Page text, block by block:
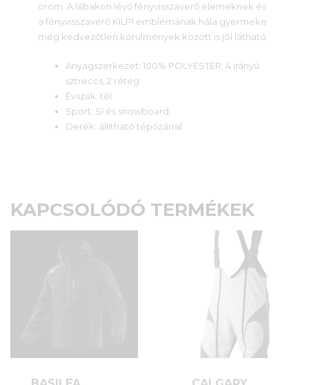
öröm. A lábakon lévő fényvisszaverő elemeknek és
a fényvisszaverő KILPI emblémának hála gyermeke
még kedvezőtlen körülmények között is jól látható.
Anyagszerkezet: 100% POLYESTER, 4 irányú
sztreccs, 2 réteg
Évszak: tél
Sport: Sí és snowboard
Derék: állítható tépőzárral
KAPCSOLÓDÓ TERMÉKEK